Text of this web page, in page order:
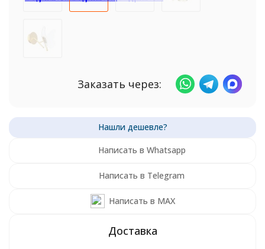
Заказать через:
Написать в Whatsapp
Написать в Telegram
Написать в MAX